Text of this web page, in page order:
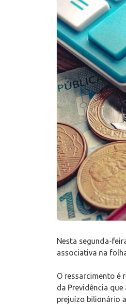
Nesta segunda-
associativa na
O ressarcimento é
da Previdência
prejuízo bilionário